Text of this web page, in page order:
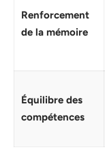
Renforcement
de la mémoire
Équilibre des
compétences